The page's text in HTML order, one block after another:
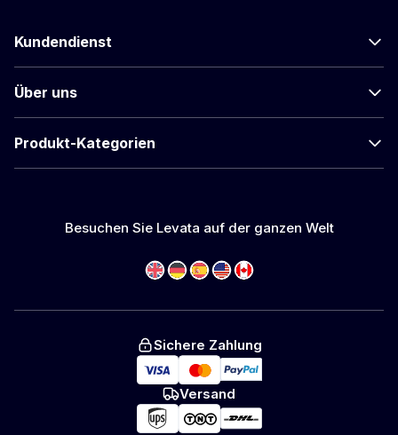
Kundendienst
Über uns
Produkt-Kategorien
Besuchen Sie Levata auf der ganzen Welt
Sichere Zahlung
Versand